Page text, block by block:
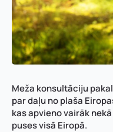
Meža konsultāciju
par daļu no plaša
kas apvieno vairāk
puses visā Eiropā.